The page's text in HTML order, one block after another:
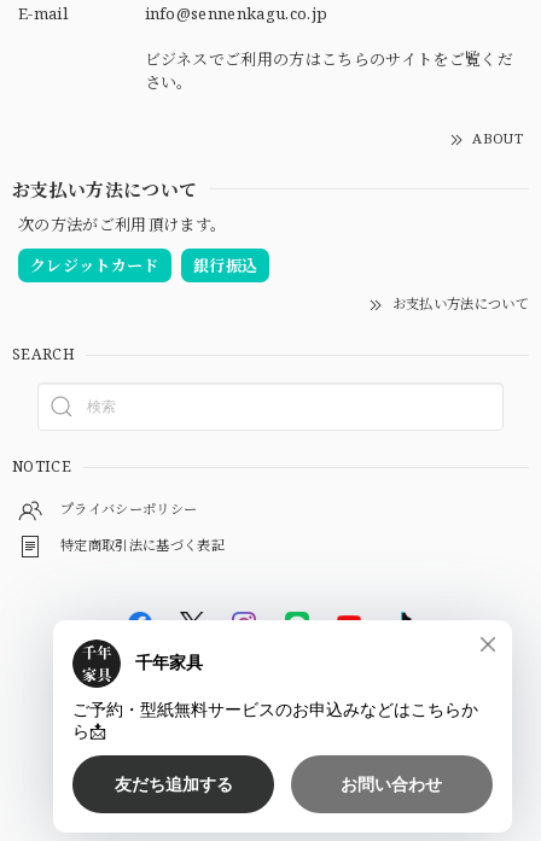
E-mail info@sennenkagu.co.jp
ビジネスでご利用の方はこちらのサイトをご覧くだ
さい。
ABOUT
お支払い方法について
次の方法がご利用頂けます。
クレジットカード
銀行振込
お支払い方法について
SEARCH
NOTICE
プライバシーポリシー
特定商取引法に基づく表記
千年家具 - 一枚板 テーブル専門店